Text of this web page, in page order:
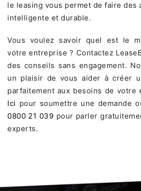
le leasing vous permet de faire des
intelligente et durable.
Vous voulez savoir quel est le
votre entreprise ? Contactez
des conseils sans engagement.
un plaisir de vous aider à créer
parfaitement aux besoins de votre
Ici pour soumettre une demande
0800 21 039 pour parler
experts.